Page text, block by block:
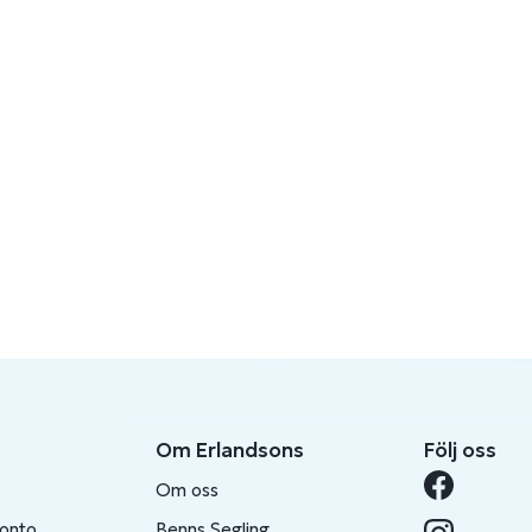
Om Erlandsons
Om oss
Följ oss